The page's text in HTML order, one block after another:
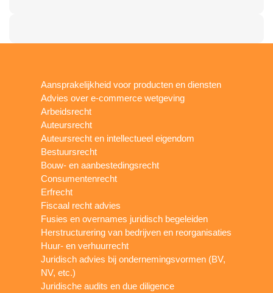
Aansprakelijkheid voor producten en diensten
Advies over e-commerce wetgeving
Arbeidsrecht
Auteursrecht
Auteursrecht en intellectueel eigendom
Bestuursrecht
Bouw- en aanbestedingsrecht
Consumentenrecht
Erfrecht
Fiscaal recht advies
Fusies en overnames juridisch begeleiden
Herstructurering van bedrijven en reorganisaties
Huur- en verhuurrecht
Juridisch advies bij ondernemingsvormen (BV,
NV, etc.)
Juridische audits en due diligence